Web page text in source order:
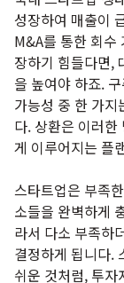
성장하여 매출이
M&A를 통한 회수
장하기 힘들다면,
을 높여야 하죠.
가능성 중 한 가지
다. 상환은 이러
게 이루어지는 플
스타트업은 부족
소들을 완벽하게
라서 다소 부족하
결정하게 됩니다.
쉬운 것처럼, 투자